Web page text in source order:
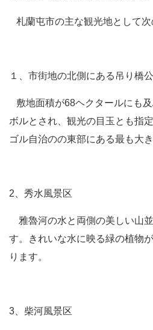
札蘭屯市の主な観光地として次
１、市街地の北側にある吊り橋
敷地面積が68ヘクタールにも
ボルとされ、観光の目玉とも指
ゴル自治のの東部にある最も大
2、秀水風景区
雅魯河の水と両側の美しい山
す。きれいな水に映る緑の植物
ります。
3、柴河風景区